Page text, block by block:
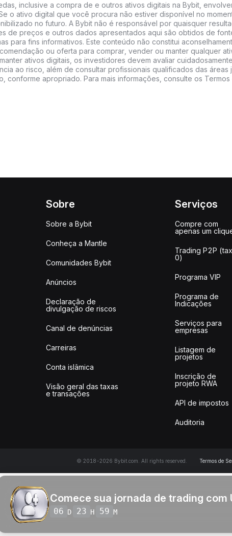
inclusive a compra de e outros ativos digitais na Bybit,
o ativo digital que você procura não estiver disponível no
no futuro. A Bybit não é responsável por quaisquer
de preços e outros dados apresentados aqui são obtidos de
para fins informativos. Este conteúdo não constitui
ou oferta para comprar, vender ou manter qualquer
ativos digitais, os investidores devem avaliar
ao risco, além de consultar profissionais qualificados das áreas
conforme apropriado. Para mais informações, consulte os Termos
Sobre
Sobre a Bybit
Conheça a Mantle
Comunidades Bybit
Anúncios
Declaração de
divulgação de riscos
Canal de denúncias
Carreiras
Conta islâmica
Visão geral das taxas
e transações
Serviços
Compre com
apenas um
Trading P2P
0)
Programa VIP
Programa de
Indicações
Serviços para
empresas
Listagem de
projetos
Inscrição de
projeto RWA
API de impostos
Auditoria
© 2018-2026 Bybit.com. All rights reserved. Termos de
Comece sua jornada de trading com
06 D 23 H 59 M